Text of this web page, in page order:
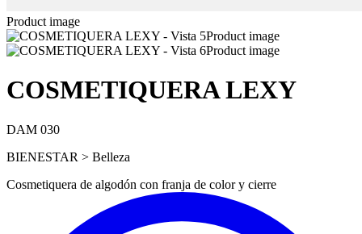
Product image
Product image
Product image
COSMETIQUERA LEXY
DAM 030
BIENESTAR > Belleza
Cosmetiquera de algodón con franja de color y cierre